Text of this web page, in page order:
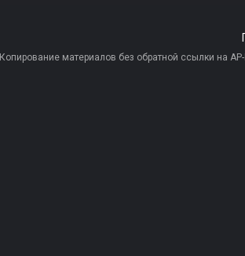
Копирование материалов без обратной ссылки на